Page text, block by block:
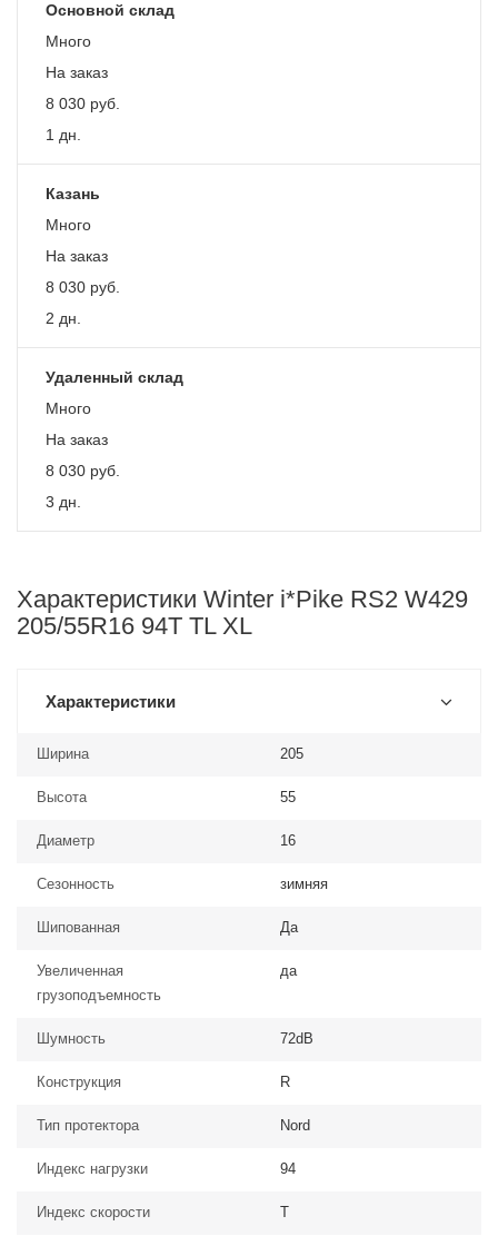
Основной склад
Много
На заказ
8 030 руб.
1 дн.
Казань
Много
На заказ
8 030 руб.
2 дн.
Удаленный склад
Много
На заказ
8 030 руб.
3 дн.
Характеристики Winter i*Pike RS2 W429
205/55R16 94T TL XL
Характеристики
Ширина 205
Высота 55
Диаметр 16
Сезонность зимняя
Шипованная Да
Увеличенная
грузоподъемность
да
Шумность 72dB
Конструкция R
Тип протектора Nord
Индекс нагрузки 94
Индекс скорости T